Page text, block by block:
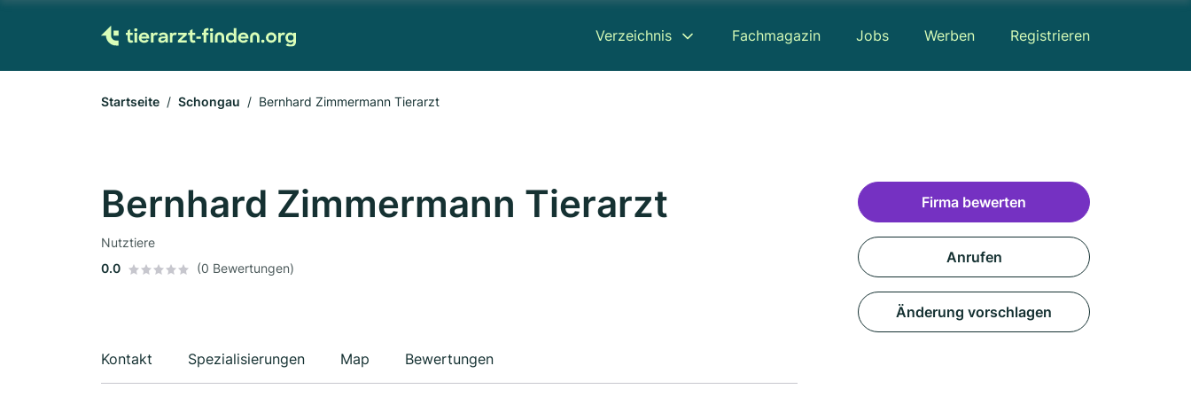
Verzeichnis Fachmagazin Jobs Werben Registrieren
Startseite Schongau Bernhard Zimmermann Tierarzt
Bernhard Zimmermann Tierarzt
Nutztiere
0.0
(0 Bewertungen)
Kontakt Spezialisierungen Map Bewertungen
Firma bewerten
Anrufen
Änderung vorschlagen